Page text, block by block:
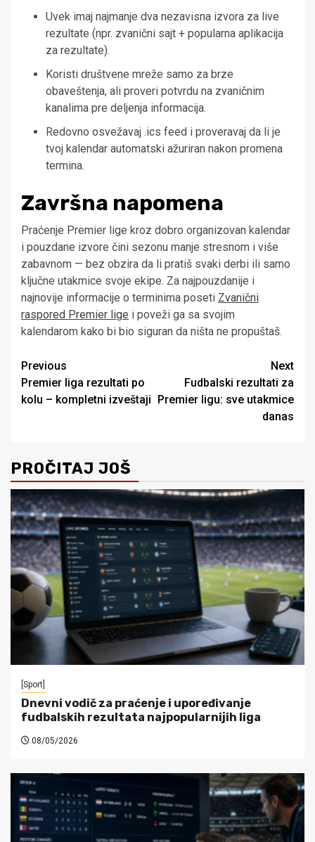
Uvek imaj najmanje dva nezavisna izvora za live
rezultate (npr. zvanični sajt + popularna aplikacija
za rezultate).
Koristi društvene mreže samo za brze
obaveštenja, ali proveri potvrdu na zvaničnim
kanalima pre deljenja informacija.
Redovno osvežavaj .ics feed i proveravaj da li je
tvoj kalendar automatski ažuriran nakon promena
termina.
Završna napomena
Praćenje Premier lige kroz dobro organizovan kalendar
i pouzdane izvore čini sezonu manje stresnom i više
zabavnom — bez obzira da li pratiš svaki derbi ili samo
ključne utakmice svoje ekipe. Za najpouzdanije i
najnovije informacije o terminima poseti Zvanični
raspored Premier lige i poveži ga sa svojim
kalendarom kako bi bio siguran da ništa ne propuštaš.
Post
navigation
Previous
Premier liga rezultati po
kolu – kompletni izveštaji
Next
Fudbalski rezultati za
Premier ligu: sve utakmice
danas
PROČITAJ JOŠ
[Sport]
Dnevni vodič za praćenje i upoređivanje
fudbalskih rezultata najpopularnijih liga
08/05/2026